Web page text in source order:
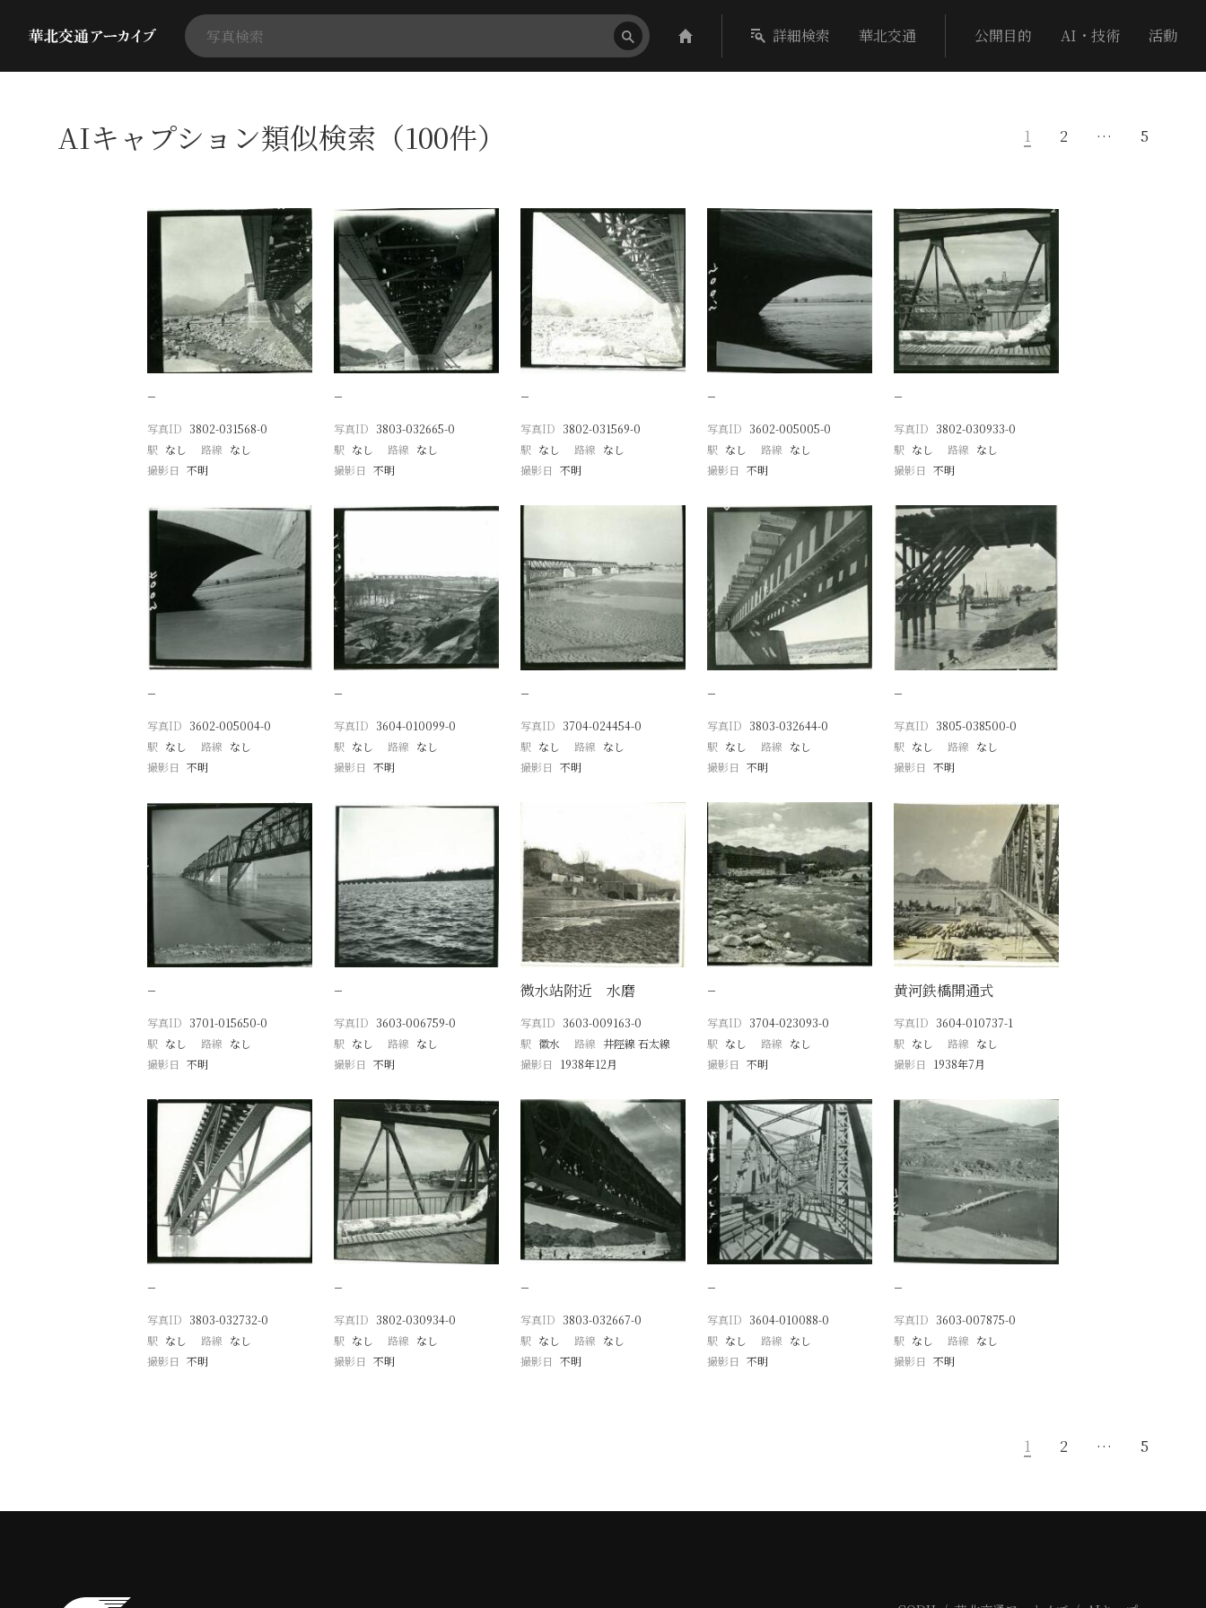
詳細検索 華北交通 公開目的 AI・技術 活動
AIキャプション類似検索（100件） 1 2 … 5
−
写真ID 3802-031568-0
駅 なし 路線 なし
撮影日 不明
−
写真ID 3803-032665-0
駅 なし 路線 なし
撮影日 不明
−
写真ID 3802-031569-0
駅 なし 路線 なし
撮影日 不明
−
写真ID 3602-005005-0
駅 なし 路線 なし
撮影日 不明
−
写真ID 3802-030933-0
駅 なし 路線 なし
撮影日 不明
−
写真ID 3602-005004-0
駅 なし 路線 なし
撮影日 不明
−
写真ID 3604-010099-0
駅 なし 路線 なし
撮影日 不明
−
写真ID 3704-024454-0
駅 なし 路線 なし
撮影日 不明
−
写真ID 3803-032644-0
駅 なし 路線 なし
撮影日 不明
−
写真ID 3805-038500-0
駅 なし 路線 なし
撮影日 不明
−
写真ID 3701-015650-0
駅 なし 路線 なし
撮影日 不明
−
写真ID 3603-006759-0
駅 なし 路線 なし
撮影日 不明
微水站附近 水磨
写真ID 3603-009163-0
駅 徽水 路線 井陘線 石太線
撮影日
1938年12月
−
写真ID 3704-023093-0
駅 なし 路線 なし
撮影日 不明
黄河鉄橋開通式
写真ID 3604-010737-1
駅 なし 路線 なし
撮影日
1938年7月
−
写真ID 3803-032732-0
駅 なし 路線 なし
撮影日 不明
−
写真ID 3802-030934-0
駅 なし 路線 なし
撮影日 不明
−
写真ID 3803-032667-0
駅 なし 路線 なし
撮影日 不明
−
写真ID 3604-010088-0
駅 なし 路線 なし
撮影日 不明
−
写真ID 3603-007875-0
駅 なし 路線 なし
撮影日 不明
1 2 … 5